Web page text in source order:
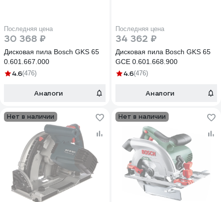
Последняя цена
30 368 ₽
Дисковая пила Bosch GKS 65
0.601.667.000
4.6(476)
Аналоги
Последняя цена
34 362 ₽
Дисковая пила Bosch GKS 65
GCE 0.601.668.900
4.6(476)
Аналоги
Нет в наличии Нет в наличии